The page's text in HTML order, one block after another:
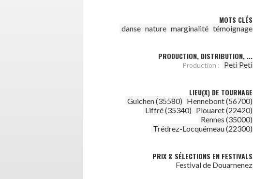
MOTS CLÉS
danse nature marginalité témoignage
PRODUCTION, DISTRIBUTION, ...
Production : Peti Peti
LIEU(X) DE TOURNAGE
Guichen (35580) Hennebont (56700)
Liffré (35340) Plouaret (22420)
Rennes (35000)
Trédrez-Locquémeau (22300)
PRIX & SÉLECTIONS EN FESTIVALS
Festival de Douarnenez